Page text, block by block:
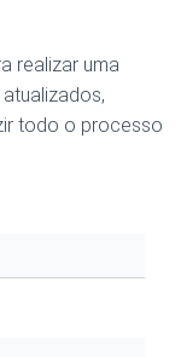
realizar uma
todo o processo